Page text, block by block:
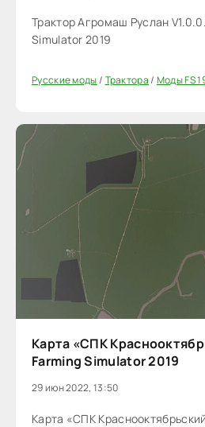
Трактор Агромаш Руслан
Simulator 2019
Русские моды/ Трактора/ Моды FS
Карта «СПК
Farming Simulator 2019
29 июн 2022, 13:50
Карта «СПК